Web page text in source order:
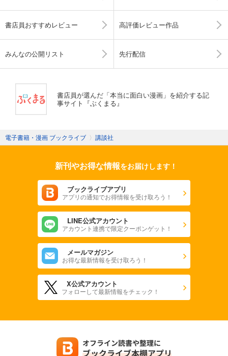
書店員おすすめレビュー 高評価レビュー作品
みんなの公開リスト 先行配信
書店員が選んだ「本当に面白い漫画」を紹介する記
事サイト『ぶくまる』
電子書籍・漫画 ブックライブ 〉 講談社
新刊やお得な情報をお届けします！
ブックライブアプリ
アプリの通知でお得情報を受け取ろう！
LINE公式アカウント
アカウント連携で限定クーポンゲット！
メールマガジン
お得な最新情報を受け取ろう！
X公式アカウント
フォローして最新情報をチェック！